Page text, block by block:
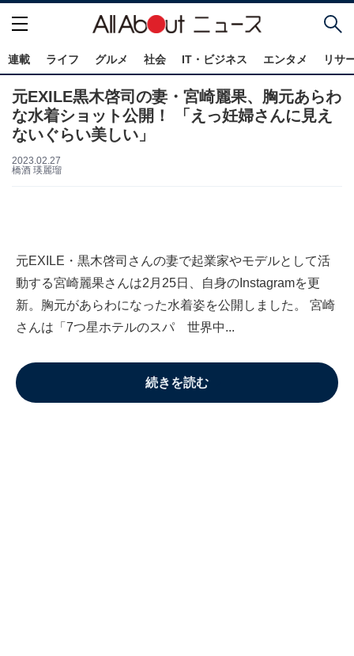
連載 ライフ グルメ 社会 IT・ビジネス エンタメ リサ
元EXILE黒木啓司の妻・宮崎麗果、胸元あらわ
な水着ショット公開！ 「えっ妊婦さんに見え
ないぐらい美しい」
2023.02.27
橋酒 瑛麗瑠
元EXILE・黒木啓司さんの妻で起業家やモデルとして活
動する宮崎麗果さんは2月25日、自身のInstagramを更
新。胸元があらわになった水着姿を公開しました。 宮崎
さんは「7つ星ホテルのスパ 世界中...
続きを読む